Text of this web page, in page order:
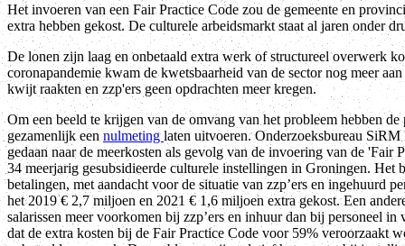
Het invoeren van een Fair Practice Code zou de gemeente en
extra hebben gekost. De culturele arbeidsmarkt staat al jaren onder
De lonen zijn laag en onbetaald extra werk of structureel overwerk
coronapandemie kwam de kwetsbaarheid van de sector nog meer
kwijt raakten en zzp'ers geen opdrachten meer kregen.
Om een beeld te krijgen van de omvang van het probleem hebben
gezamenlijk eennulmetinglaten uitvoeren. Onderzoeksbureau
gedaan naar de meerkosten als gevolg van de invoering van de 'Fair
34 meerjarig gesubsidieerde culturele instellingen in Groningen. Het
betalingen, met aandacht voor de situatie van zzp’ers en ingehuurd
het 2019 € 2,7 miljoen en 2021 € 1,6 miljoen extra gekost. Een
salarissen meer voorkomen bij zzp’ers en inhuur dan bij personeel in
dat de extra kosten bij de Fair Practice Code voor 59% veroorzaakt